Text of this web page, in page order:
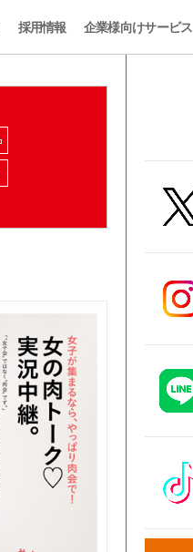
採用情報 企業様向けサービス